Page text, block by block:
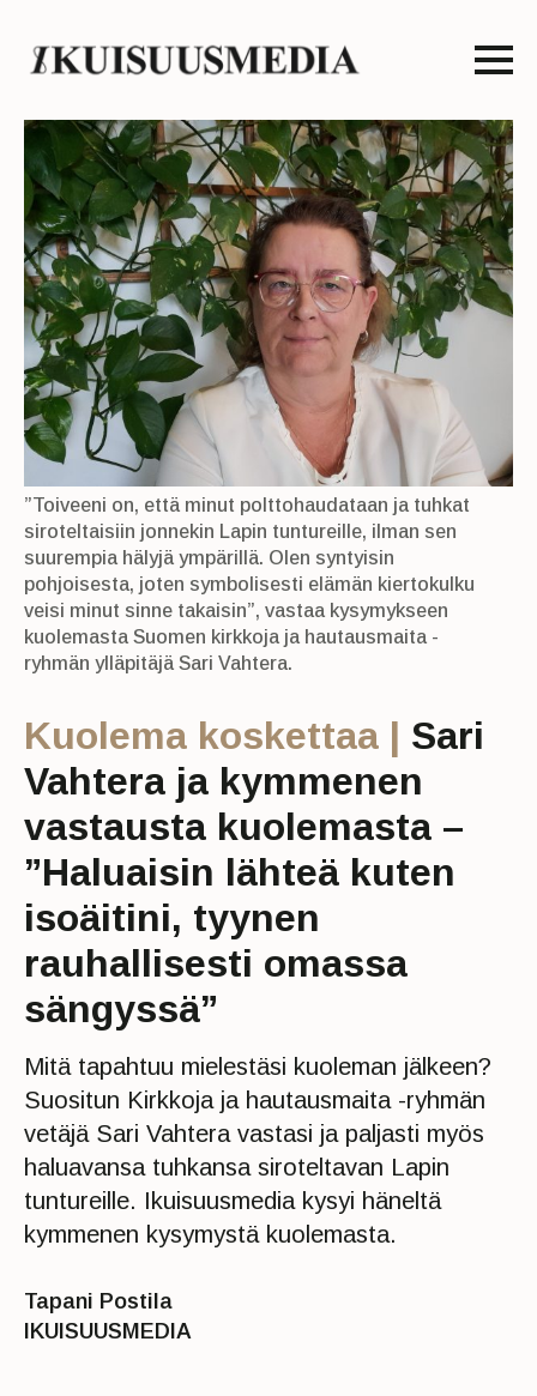
”Toiveeni on, että minut polttohaudataan ja tuhkat
siroteltaisiin jonnekin Lapin tuntureille, ilman sen
suurempia hälyjä ympärillä. Olen syntyisin
pohjoisesta, joten symbolisesti elämän kiertokulku
veisi minut sinne takaisin”, vastaa kysymykseen
kuolemasta Suomen kirkkoja ja hautausmaita -
ryhmän ylläpitäjä Sari Vahtera.
Kuolema koskettaa | Sari
Vahtera ja kymmenen
vastausta kuolemasta –
”Haluaisin lähteä kuten
isoäitini, tyynen
rauhallisesti omassa
sängyssä”
Mitä tapahtuu mielestäsi kuoleman jälkeen?
Suositun Kirkkoja ja hautausmaita -ryhmän
vetäjä Sari Vahtera vastasi ja paljasti myös
haluavansa tuhkansa siroteltavan Lapin
tuntureille. Ikuisuusmedia kysyi häneltä
kymmenen kysymystä kuolemasta.
Tapani Postila
IKUISUUSMEDIA